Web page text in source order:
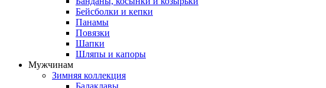
Бейсболки и кепки
Панамы
Повязки
Шапки
Шляпы и капоры
Мужчинам
Зимняя коллекция
Балаклавы